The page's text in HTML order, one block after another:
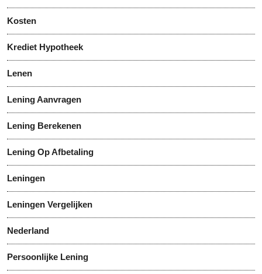
Kosten
Krediet Hypotheek
Lenen
Lening Aanvragen
Lening Berekenen
Lening Op Afbetaling
Leningen
Leningen Vergelijken
Nederland
Persoonlijke Lening